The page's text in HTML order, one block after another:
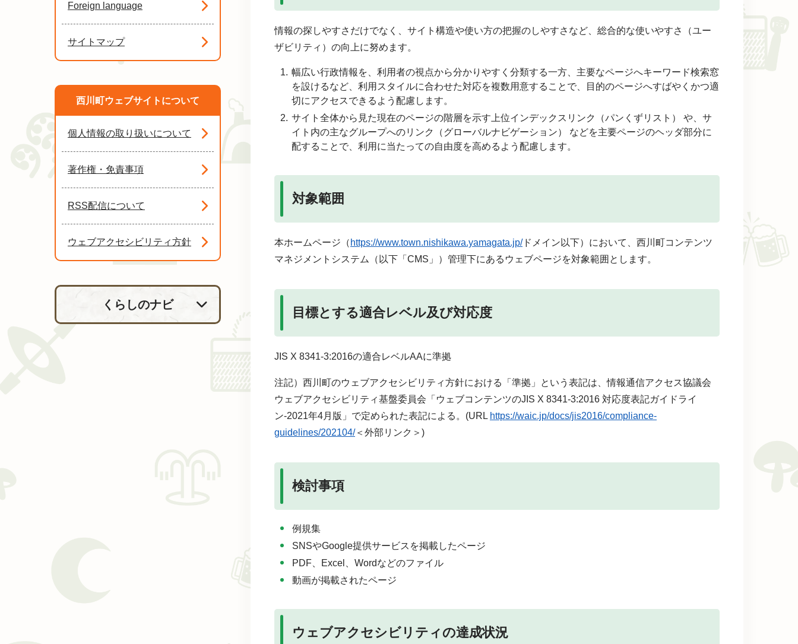
情報の探しやすさだけでなく、サイト構造や使い方の把握のしやすさなど、総合的な使いやすさ（ユー
ザビリティ）の向上に努めます。
幅広い行政情報を、利用者の視点から分かりやすく分類する一方、主要なページへキーワード検索窓
を設けるなど、利用スタイルに合わせた対応を複数用意することで、目的のページへすばやくかつ適
切にアクセスできるよう配慮します。
サイト全体から見た現在のページの階層を示す上位インデックスリンク（パンくずリスト） や、サ
イト内の主なグループへのリンク（グローバルナビゲーション） などを主要ページのヘッダ部分に
配することで、利用に当たっての自由度を高めるよう配慮します。
対象範囲
本ホームページ（ https://www.town.nishikawa.yamagata.jp/ドメイン以下）において、西川町コンテンツ
マネジメントシステム（以下「CMS」）管理下にあるウェブページを対象範囲とします。
目標とする適合レベル及び対応度
JIS X 8341-3:2016の適合レベルAAに準拠
注記）西川町のウェブアクセシビリティ方針における「準拠」という表記は、情報通信アクセス協議会
ウェブアクセシビリティ基盤委員会「ウェブコンテンツのJIS X 8341-3:2016 対応度表記ガイドライ
ン-2021年4月版」で定められた表記による。(URL https://waic.jp/docs/jis2016/compliance-
guidelines/202104/＜外部リンク＞)
検討事項
例規集
SNSやGoogle提供サービスを掲載したページ
PDF、Excel、Wordなどのファイル
動画が掲載されたページ
ウェブアクセシビリティの達成状況
Foreign language
サイトマップ
西川町ウェブサイトについて
個人情報の取り扱いについて
著作権・免責事項
RSS配信について
ウェブアクセシビリティ方針
くらしのナビ